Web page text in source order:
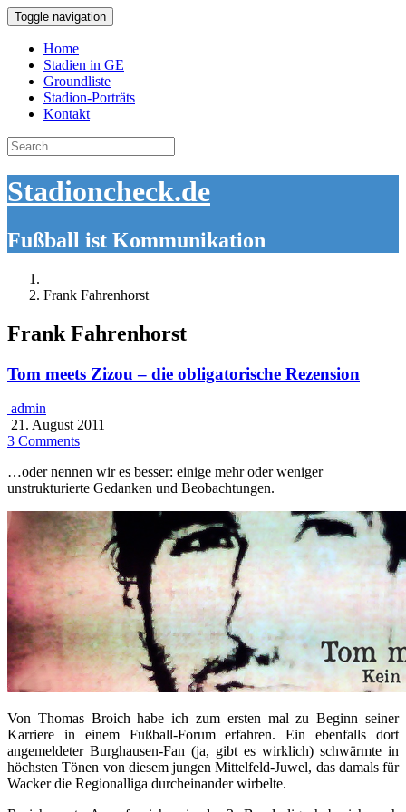
Toggle navigation
Home
Stadien in GE
Groundliste
Stadion-Porträts
Kontakt
Search
for:
Stadioncheck.de
Fußball ist Kommunikation
Frank Fahrenhorst
Frank Fahrenhorst
Tom meets Zizou – die obligatorische Rezension
admin
21. August 2011
3 Comments
…oder nennen wir es besser: einige mehr oder weniger
unstrukturierte Gedanken und Beobachtungen.
Von Thomas Broich habe ich zum ersten mal zu Beginn seiner
Karriere in einem Fußball-Forum erfahren. Ein ebenfalls dort
angemeldeter Burghausen-Fan (ja, gibt es wirklich) schwärmte in
höchsten Tönen von diesem jungen Mittelfeld-Juwel, das damals für
Wacker die Regionalliga durcheinander wirbelte.